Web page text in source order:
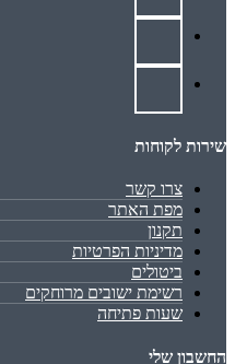
שירות לקוחות
צרו קשר
מפת האתר
תקנון
מדיניות הפרטיות
ביטולים
רשימת ישובים מרוחקים
שעות פתיחה
החשבון שלי